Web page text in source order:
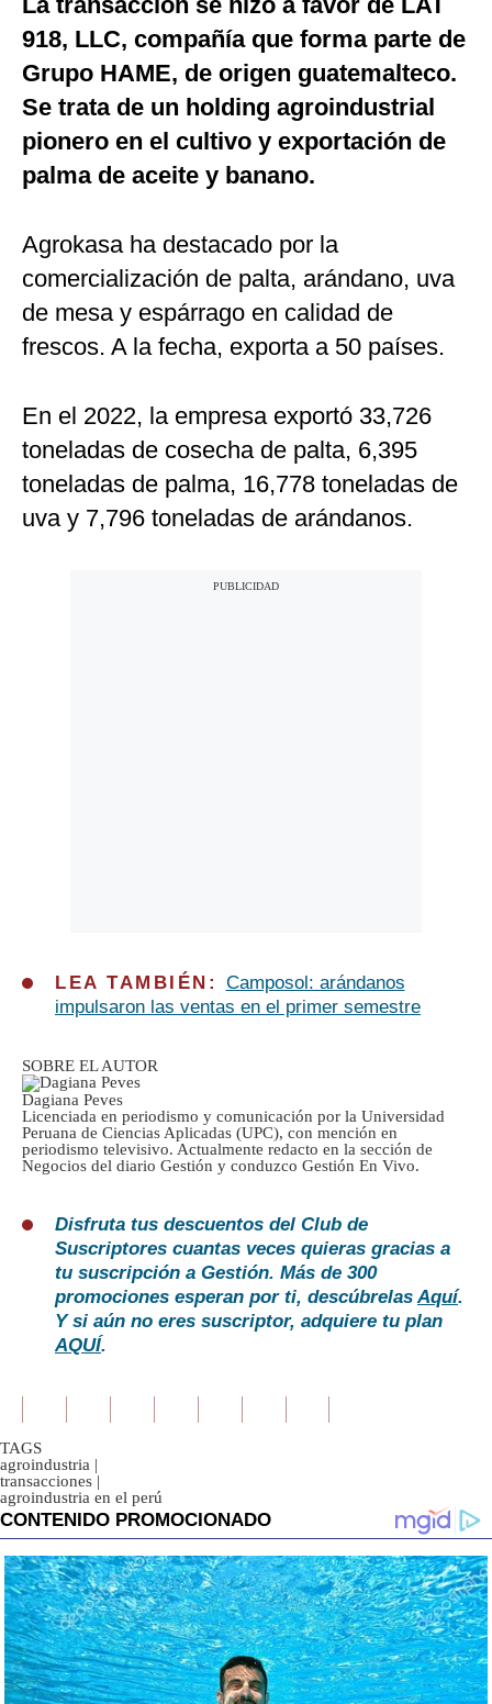
918, LLC, compañía que forma parte de
Grupo HAME, de origen guatemalteco.
Se trata de un holding agroindustrial
pionero en el cultivo y exportación de
palma de aceite y banano.
Agrokasa ha destacado por la
comercialización de palta, arándano, uva
de mesa y espárrago en calidad de
frescos. A la fecha, exporta a 50 países.
En el 2022, la empresa exportó 33,726
toneladas de cosecha de palta, 6,395
toneladas de palma, 16,778 toneladas de
uva y 7,796 toneladas de arándanos.
LEA TAMBIÉN: Camposol: arándanos
impulsaron las ventas en el primer semestre
SOBRE EL AUTOR
Dagiana Peves
Licenciada en periodismo y comunicación por la Universidad
Peruana de Ciencias Aplicadas (UPC), con mención en
periodismo televisivo. Actualmente redacto en la sección de
Negocios del diario Gestión y conduzco Gestión En Vivo.
Disfruta tus descuentos del Club de
Suscriptores cuantas veces quieras gracias a
tu suscripción a Gestión. Más de 300
promociones esperan por ti, descúbrelasAquí.
Y si aún no eres suscriptor, adquiere tu plan
AQUÍ.
TAGS
agroindustria |
transacciones |
agroindustria en el perú